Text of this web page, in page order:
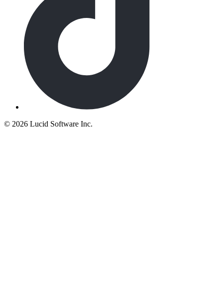
© 2026 Lucid Software Inc.